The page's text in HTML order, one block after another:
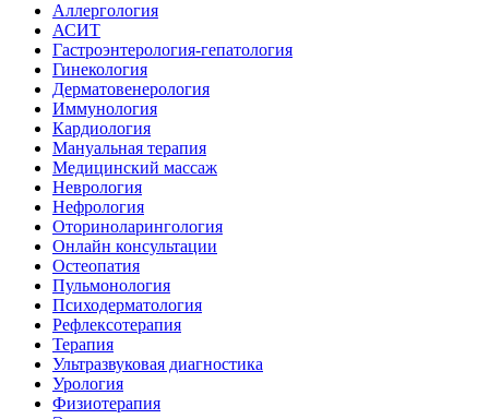
Аллергология
АСИТ
Гастроэнтерология-гепатология
Гинекология
Дерматовенерология
Иммунология
Кардиология
Мануальная терапия
Медицинский массаж
Неврология
Нефрология
Оториноларингология
Онлайн консультации
Остеопатия
Пульмонология
Психодерматология
Рефлексотерапия
Терапия
Ультразвуковая диагностика
Урология
Физиотерапия